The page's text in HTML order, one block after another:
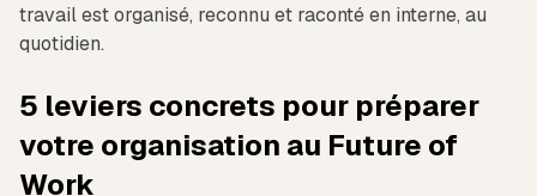
travail est organisé, reconnu et raconté en interne, au
quotidien.
5 leviers concrets pour préparer
votre organisation au Future of
Work